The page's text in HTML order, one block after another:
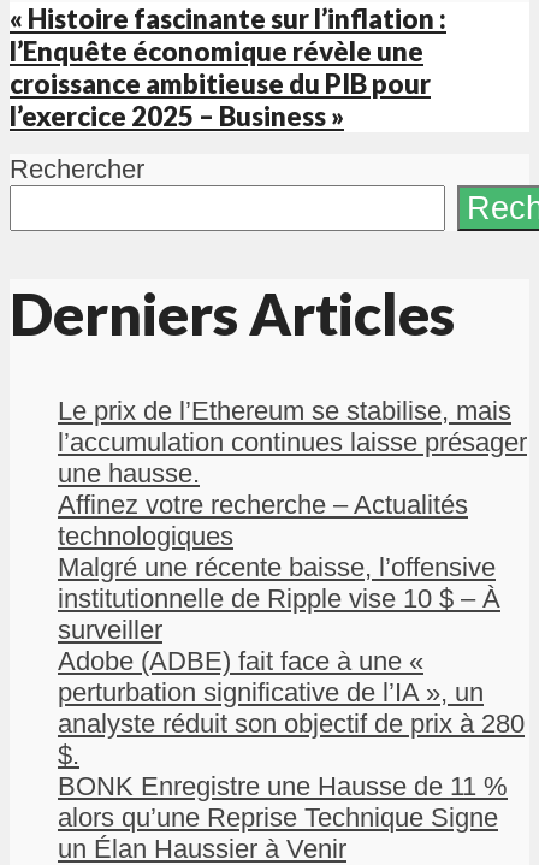
« Histoire fascinante sur l’inflation :
l’Enquête économique révèle une
croissance ambitieuse du PIB pour
l’exercice 2025 – Business »
Rechercher
Derniers Articles
Le prix de l’Ethereum se stabilise, mais
l’accumulation continues laisse présager
une hausse.
Affinez votre recherche – Actualités
technologiques
Malgré une récente baisse, l’offensive
institutionnelle de Ripple vise 10 $ – À
surveiller
Adobe (ADBE) fait face à une «
perturbation significative de l’IA », un
analyste réduit son objectif de prix à 280
$.
BONK Enregistre une Hausse de 11 %
alors qu’une Reprise Technique Signe
un Élan Haussier à Venir